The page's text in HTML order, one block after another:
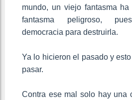
mundo, un viejo fantasma
fantasma peligroso,
democracia para destruirla.
Ya lo hicieron el pasado y
pasar.
Contra ese mal solo hay una